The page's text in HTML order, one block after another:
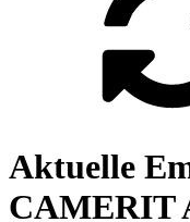
Aktuelle
CAMERIT